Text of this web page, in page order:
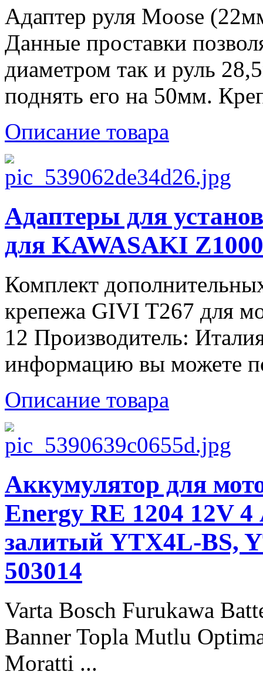
Адаптер руля Moose
Данные проставки
диаметром так и руль
поднять его на 50мм.
Описание товара
Адаптеры для
для KAWASAKI
Комплект
крепежа GIVI T267 для
12 Производитель:
информацию вы можете
Описание товара
Аккумулятор для
Energy RE 1204 12V
залитый YTX4L-BS,
503014
Varta Bosch Furukawa
Banner Topla Mutlu
Moratti ...